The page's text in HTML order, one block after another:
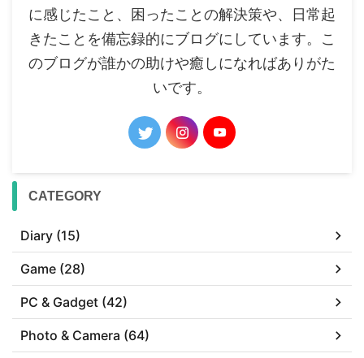
に感じたこと、困ったことの解決策や、日常起
きたことを備忘録的にブログにしています。こ
のブログが誰かの助けや癒しになればありがた
いです。
CATEGORY
Diary (15)
Game (28)
PC & Gadget (42)
Photo & Camera (64)